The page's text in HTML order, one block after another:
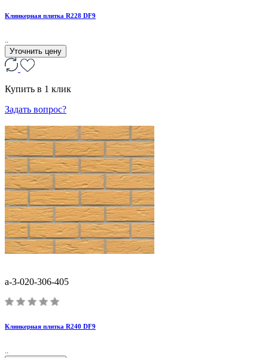
Клинкерная плитка R228 DF9
Уточнить цену
Купить в 1 клик
Задать вопрос?
a-3-020-306-405
Клинкерная плитка R240 DF9
..